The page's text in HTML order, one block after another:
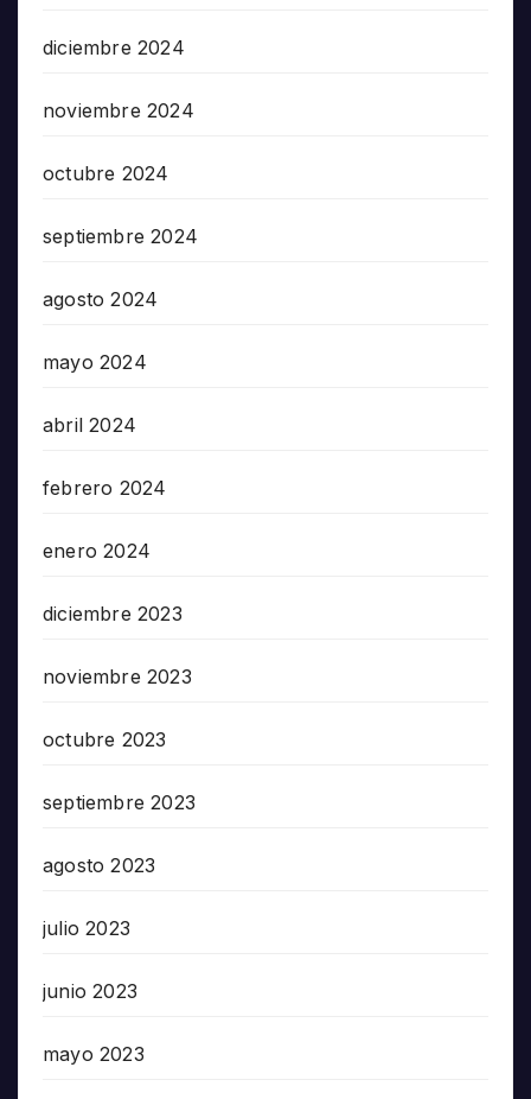
diciembre 2024
noviembre 2024
octubre 2024
septiembre 2024
agosto 2024
mayo 2024
abril 2024
febrero 2024
enero 2024
diciembre 2023
noviembre 2023
octubre 2023
septiembre 2023
agosto 2023
julio 2023
junio 2023
mayo 2023